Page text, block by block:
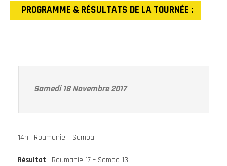
PROGRAMME & RÉSULTATS DE LA TOURNÉE :
Samedi 18 Novembre 2017
14h : Roumanie – Samoa
Résultat : Roumanie 17 – Samoa 13